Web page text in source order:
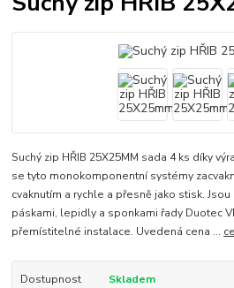
Suchý zip HŘIB 25X25MM sada 4 ks díky
se tyto monokomponentní systémy
cvaknutím a rychle a přesně jako stisk.
páskami, lepidly a sponkami řady Duotec
přemístitelné instalace. Uvedená cena ...
Dostupnost Skladem